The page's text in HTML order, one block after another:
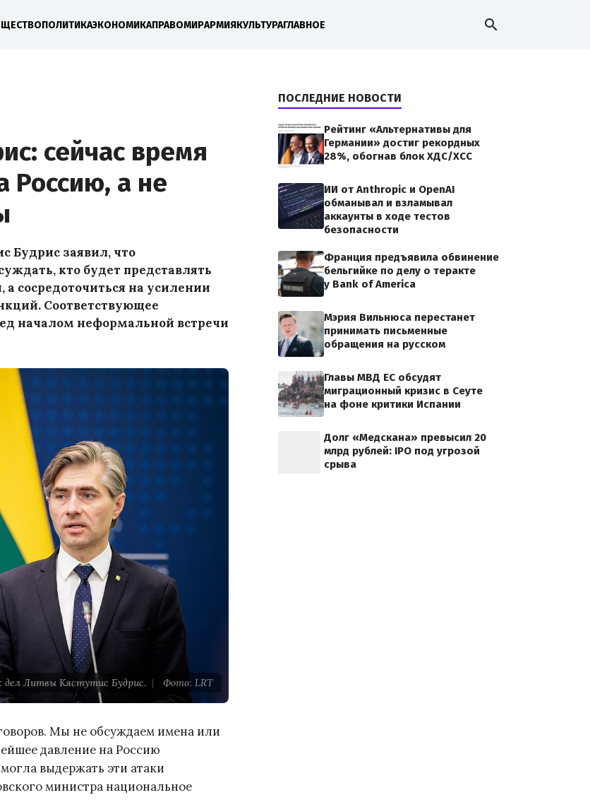
ПОЛИТИКАЭКОНОМИКАПРАВОМИРАРМИЯКУЛЬТУРАГЛАВНОЕ search
сейчас время
Россию, а не
Будрис заявил, что
кто будет представлять
сосредоточиться на усилении
Соответствующее
началом неформальной встречи
Литвы Кястутис Будрис. | Фото: LRT
Мы не обсуждаем имена или
давление на Россию
выдержать эти атаки
министра национальное
ПОСЛЕДНИЕ НОВОСТИ
Рейтинг «Альтернативы для
Германии» достиг рекордных
28%, обогнав блок ХДС/ХСС
ИИ от Anthropic и OpenAI
обманывал и взламывал
аккаунты в ходе тестов
безопасности
Франция предъявила обвинение
бельгийке по делу о теракте
у Bank of America
Мэрия Вильнюса перестанет
принимать письменные
обращения на русском
Главы МВД ЕС обсудят
миграционный кризис в Сеуте
на фоне критики Испании
Долг «Медскана» превысил 20
млрд рублей: IPO под угрозой
срыва